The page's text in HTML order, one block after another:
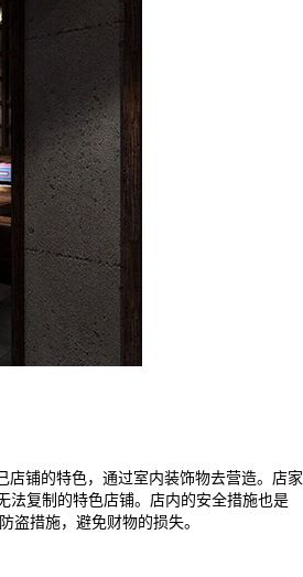
铺的特色，通过室内装饰物去营造。店家
法复制的特色店铺。店内的安全措施也是
盗措施，避免财物的损失。